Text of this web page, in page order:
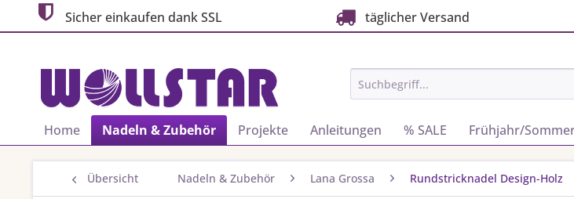
Sicher einkaufen dank SSL täglicher Versand
Home Nadeln & Zubehör Projekte Anleitungen % SALE Frühjahr/
Übersicht Nadeln & Zubehör Lana Grossa Rundstricknadel Design-Holz